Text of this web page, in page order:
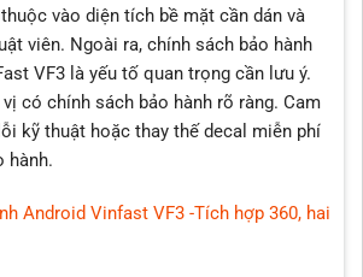
vào diện tích bề mặt cần dán và
viên. Ngoài ra, chính sách bảo hành
VF3 là yếu tố quan trọng cần lưu ý.
có chính sách bảo hành rõ ràng. Cam
kỹ thuật hoặc thay thế decal miễn phí
hành.
Android Vinfast VF3 -Tích hợp 360, hai